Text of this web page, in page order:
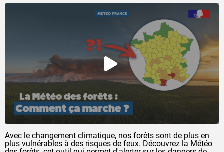
Avec le changement climatique, nos forêts sont de plus en
plus vulnérables à des risques de feux. Découvrez la Météo